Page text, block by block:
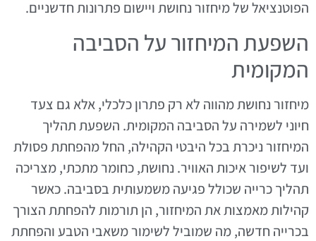
הפוטנציאל של מיחזור נחושת ויישום פתרונות חדשניים.
השפעת המיחזור על הסביבה
המקומית
מיחזור נחושת מהווה לא רק פתרון כלכלי, אלא גם צעד
חיוני לשמירה על הסביבה המקומית. השפעת תהליך
המיחזור ניכרת בכל היבטי הקהילה, החל מהפחתת פסולת
ועד לשיפור איכות האוויר. נחושת, כחומר מתכתי, מצריכה
תהליך כרייה שכולל פגיעה משמעותית בסביבה. כאשר
קהילות מאמצות את המיחזור, הן תורמות להפחתת הצורך
בכרייה חדשה, מה שמוביל לשימור משאבי הטבע והפחתת